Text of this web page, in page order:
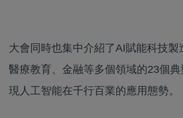
大會同時也集中介紹了AI賦能科技製
醫療教育、金融等多個領域的23個
現人工智能在千行百業的應用態勢。